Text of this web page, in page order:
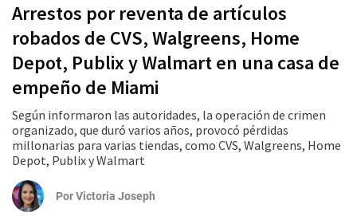
Arrestos por reventa de artículos
robados de CVS, Walgreens, Home
Depot, Publix y Walmart en una casa de
empeño de Miami
Según informaron las autoridades, la operación de crimen
organizado, que duró varios años, provocó pérdidas
millonarias para varias tiendas, como CVS, Walgreens, Home
Depot, Publix y Walmart
PorVictoria Joseph